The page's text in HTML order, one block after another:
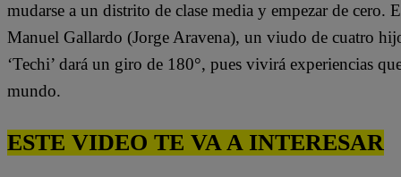
mudarse a un distrito de clase media y empezar de cero.
Manuel Gallardo (Jorge Aravena), un viudo de cuatro
‘Techi’ dará un giro de 180°, pues vivirá experiencias
mundo.
ESTE VIDEO TE VA A INTERESAR